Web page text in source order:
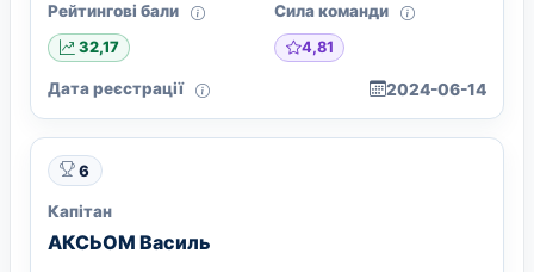
Рейтингові бали
32,17
Сила команди
4,81
Дата реєстрації 2024-06-14
6
Капітан
АКСЬОМ Василь